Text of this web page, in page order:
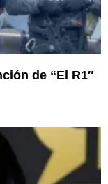
de “El R1″